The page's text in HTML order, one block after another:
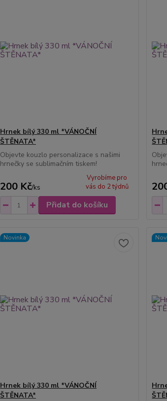
Hrnek bílý 330 ml *VÁNOČNÍ
ŠTĚNATA*
Objevte kouzlo personalizace s našimi
hrnečky se sublimačním tiskem!
200 Kč/ks
Vyrobíme pro
vás do 2 týdnů
Přidat do košíku
Novinka
Hrnek bílý 330 ml *VÁNOČNÍ
ŠTĚNATA*